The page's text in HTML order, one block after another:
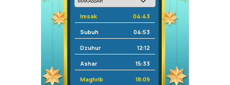
Imsak 04:43
Subuh 04:53
Dzuhur 12:12
Ashar 15:33
Maghrib 18:09